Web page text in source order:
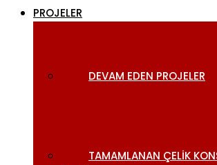
PROJELER
DEVAM EDEN PROJELER
TAMAMLANAN ÇELIK